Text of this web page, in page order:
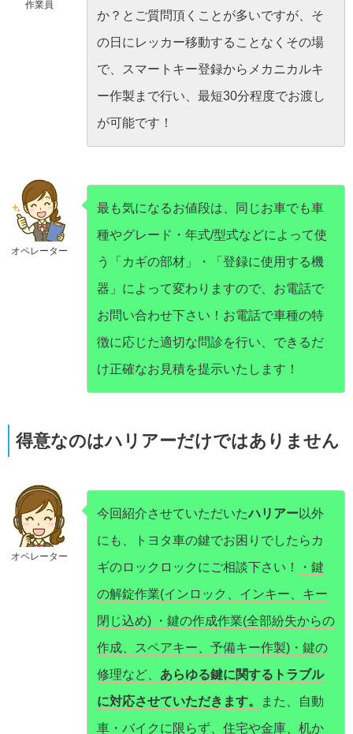
作業員
か？とご質問頂くことが多いですが、そ
の日にレッカー移動することなくその場
で、スマートキー登録からメカニカルキ
ー作製まで行い、最短30分程度でお渡し
が可能です！
オペレーター
最も気になるお値段は、同じお車でも車
種やグレード・年式/型式などによって使
う「カギの部材」・「登録に使用する機
器」によって変わりますので、お電話で
お問い合わせ下さい！お電話で車種の特
徴に応じた適切な問診を行い、できるだ
け正確なお見積を提示いたします！
得意なのはハリアーだけではありません
オペレーター
今回紹介させていただいたハリアー以外
にも、トヨタ車の鍵でお困りでしたらカ
ギのロックロックにご相談下さい！
・鍵
の解錠作業(インロック、インキー、キー
閉じ込め) ・鍵の作成作業(全部紛失からの
作成、スペアキー、予備キー作製)・鍵の
修理など、 あらゆる鍵に関するトラブル
に対応させていただきます。
また、自動
車・バイクに限らず、住宅や金庫、机か